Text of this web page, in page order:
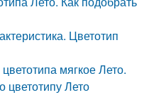
Цветотип
мягкое Лето.
цветотипу Лето